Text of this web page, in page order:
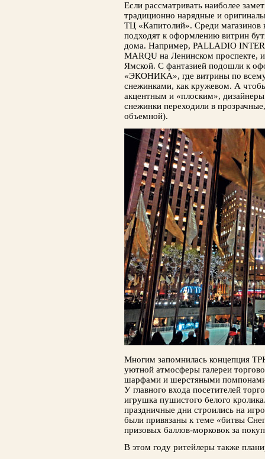
Если рассматривать наиболее
традиционно на­рядные и
ТЦ «Капитолий». Среди магазинов
подходят к оформлению витрин
дома. Например, PALLADIO
MARQU на Ле­нинском проспекте,
Ямской. С фантазией по­дошли к
«ЭКОНИКА», где витрины по
сне­жинками, как кружевом. А
акцентным и «плоским»,
снежинки переходи­ли в
объемной).
Многим запомнилась концепция
уютной атмосферы галереи
шар­фами и шерстяными
У главно­го входа посетителей
игрушка пушисто­го белого
праздничные дни строились на
были привязаны к теме «битвы
призовых баллов-морковок за
В этом году ритейлеры также